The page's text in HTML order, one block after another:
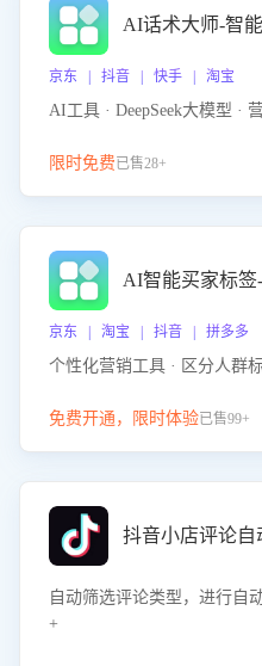
AI话术大师-智
京东 | 抖音 | 快手 | 淘宝
AI工具 · DeepSeek大模型 ·
限时免费已售28+
AI智能买家标签
京东 | 淘宝 | 抖音 | 拼多多
个性化营销工具 · 区分人群
免费开通，限时体验已售99+
抖音小店评论自
自动筛选评论类型，进行自
+